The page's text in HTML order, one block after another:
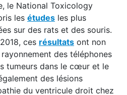
le National Toxicology
les études les plus
sur des rats et des souris.
ces résultats ont non
des téléphones
tumeurs dans le cœur et le
des lésions
du ventricule droit chez